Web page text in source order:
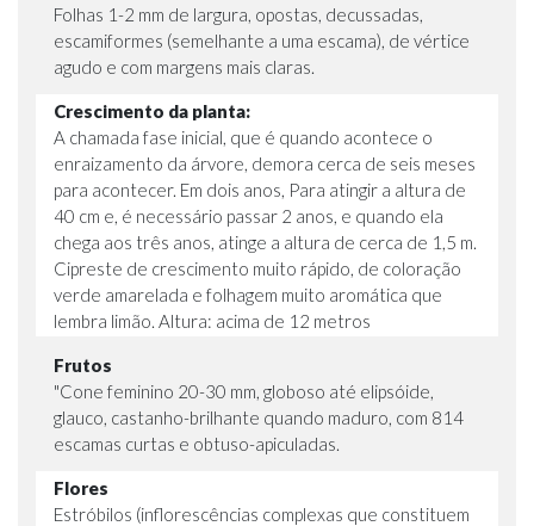
Folhas 1-2 mm de largura, opostas, decussadas,
escamiformes (semelhante a uma escama), de vértice
agudo e com margens mais claras.
Crescimento da planta:
A chamada fase inicial, que é quando acontece o
enraizamento da árvore, demora cerca de seis meses
para acontecer. Em dois anos, Para atingir a altura de
40 cm e, é necessário passar 2 anos, e quando ela
chega aos três anos, atinge a altura de cerca de 1,5 m.
Cipreste de crescimento muito rápido, de coloração
verde amarelada e folhagem muito aromática que
lembra limão. Altura: acima de 12 metros
Frutos
"Cone feminino 20-30 mm, globoso até elipsóide,
glauco, castanho-brilhante quando maduro, com 814
escamas curtas e obtuso-apiculadas.
Flores
Estróbilos (inflorescências complexas que constituem